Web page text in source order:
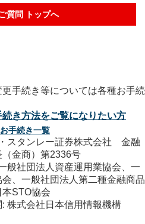
質問 トップへ
き方法をご覧になりたい方
手続き一覧
スタンレー証券株式会社 金融
金商）第2336号
般社団法人資産運用業協会、一
、一般社団法人第二種金融商品
STO協会
株式会社日本信用情報機構